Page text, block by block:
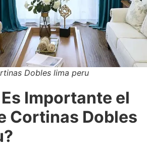
Dobles lima peru
Importante el
Cortinas Dobles